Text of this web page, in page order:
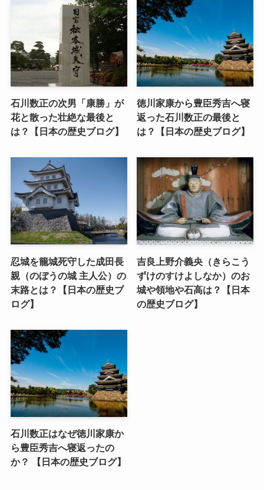
石川数正の次男「康勝」が
花と散った壮絶な最後と
は？【日本の歴史ブログ】
徳川家康から豊臣秀吉へ寝
返った石川数正の最後と
は？【日本の歴史ブログ】
忍城を籠城死守した成田長
親（のぼうの城 主人公）の
末路とは？【日本の歴史ブ
ログ】
吉良上野介義央（きらこう
ずけのすけよしなか）のお
城や領地や石高は？【日本
の歴史ブログ】
石川数正はなぜ徳川家康か
ら豊臣秀吉へ寝返ったの
か？ 【日本の歴史ブログ】